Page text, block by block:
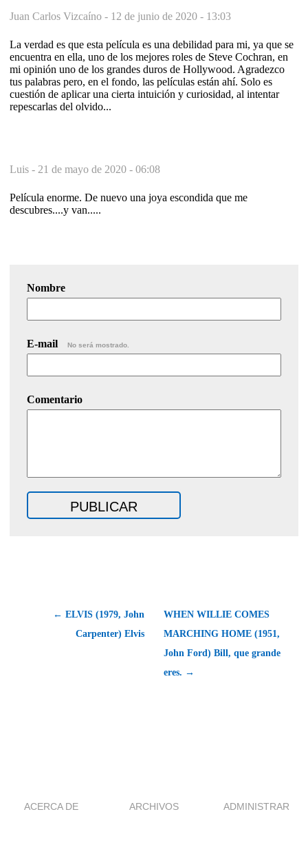
Juan Carlos Vizcaíno - 12 de junio de 2020 - 13:03
La verdad es que esta película es una debilidad para mi, ya que se
encuentra en ella, uno de los mejores roles de Steve Cochran, en
mi opinión uno de los grandes duros de Hollywood. Agradezco
tus palabras pero, en el fondo, las películas están ahí. Solo es
cuestión de aplicar una cierta intuición y curiosidad, al intentar
repescarlas del olvido...
Luis - 21 de mayo de 2020 - 06:08
Película enorme. De nuevo una joya escondida que me
descubres....y van.....
Nombre
E-mail No será mostrado.
Comentario
← ELVIS (1979, John
Carpenter) Elvis
WHEN WILLIE COMES
MARCHING HOME (1951,
John Ford) Bill, que grande
eres. →
ACERCA DE ARCHIVOS ADMINISTRAR